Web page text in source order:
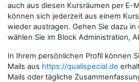
auch aus diesen Kursräumen per E-
können sich jederzeit aus einem
wieder austragen. Gehen Sie dazu
wählen Sie im Block Administration,
In Ihrem persönlichen Profil können
Mails aus https://qualispecial.de
Mails oder tägliche